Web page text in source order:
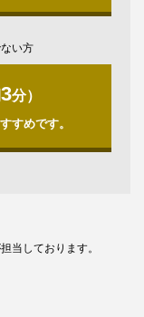
い方
3分）
すめです。
当しております。